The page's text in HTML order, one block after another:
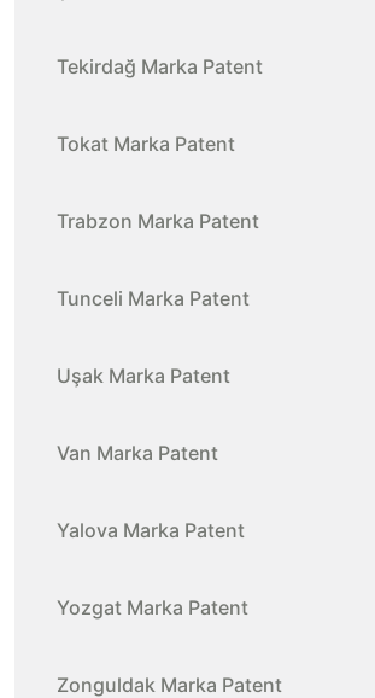
Tekirdağ Marka Patent
Tokat Marka Patent
Trabzon Marka Patent
Tunceli Marka Patent
Uşak Marka Patent
Van Marka Patent
Yalova Marka Patent
Yozgat Marka Patent
Zonguldak Marka Patent